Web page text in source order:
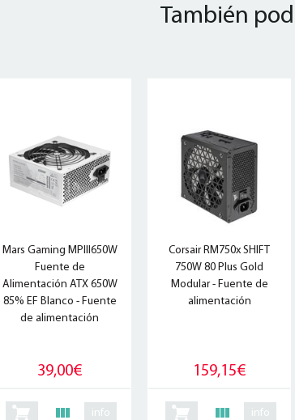
También
Mars Gaming MPIII650W
Fuente de
Alimentación ATX 650W
85% EF Blanco - Fuente
de alimentación
39,00€
info
Corsair RM750x SHIFT
750W 80 Plus Gold
Modular - Fuente de
alimentación
159,15€
info